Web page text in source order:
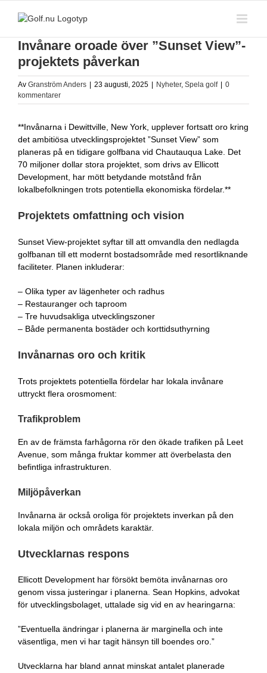
Invånare oroade över ”Sunset View”-
projektets påverkan
Av Granström Anders 23 augusti, 2025 Nyheter, Spela golf
0
kommentarer
**Invånarna i Dewittville, New York, upplever fortsatt oro kring
det ambitiösa utvecklingsprojektet ”Sunset View” som
planeras på en tidigare golfbana vid Chautauqua Lake. Det
70 miljoner dollar stora projektet, som drivs av Ellicott
Development, har mött betydande motstånd från
lokalbefolkningen trots potentiella ekonomiska fördelar.**
Projektets omfattning och vision
Sunset View-projektet syftar till att omvandla den nedlagda
golfbanan till ett modernt bostadsområde med resortliknande
faciliteter. Planen inkluderar:
– Olika typer av lägenheter och radhus
– Restauranger och taproom
– Tre huvudsakliga utvecklingszoner
– Både permanenta bostäder och korttidsuthyrning
Invånarnas oro och kritik
Trots projektets potentiella fördelar har lokala invånare
uttryckt flera orosmoment:
Trafikproblem
En av de främsta farhågorna rör den ökade trafiken på Leet
Avenue, som många fruktar kommer att överbelasta den
befintliga infrastrukturen.
Miljöpåverkan
Invånarna är också oroliga för projektets inverkan på den
lokala miljön och områdets karaktär.
Utvecklarnas respons
Ellicott Development har försökt bemöta invånarnas oro
genom vissa justeringar i planerna. Sean Hopkins, advokat
för utvecklingsbolaget, uttalade sig vid en av hearingarna:
”Eventuella ändringar i planerna är marginella och inte
väsentliga, men vi har tagit hänsyn till boendes oro.”
Utvecklarna har bland annat minskat antalet planerade